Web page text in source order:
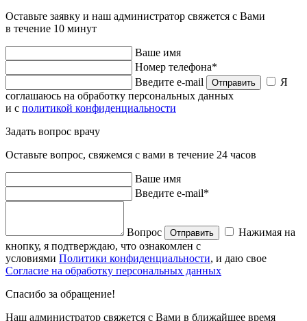
Оставьте заявку и наш администратор свяжется с Вами
в течение 10 минут
Ваше имя
Номер телефона*
Введите e-mail
Отправить
Я
соглашаюсь на обработку персональных данных
и с политикой конфиденциальности
Задать вопрос врачу
Оставьте вопрос, свяжемся с вами в течение 24 часов
Ваше имя
Введите e-mail*
Вопрос Отправить
Нажимая на
кнопку, я подтверждаю, что ознакомлен с
условиями Политики конфиденциальности, и даю свое
Согласие на обработку персональных данных
Спасибо за обращение!
Наш администратор свяжется с Вами в ближайшее время